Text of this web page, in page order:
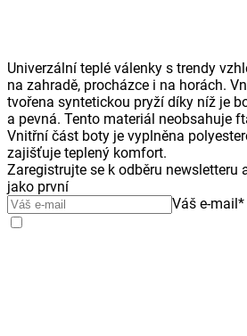
Univerzální teplé válenky s trendy
na zahradě, procházce i na horách.
tvořena syntetickou pryží díky níž je
a pevná. Tento materiál neobsahuje
Vnitřní část boty je vyplněna
zajišťuje teplený komfort.
Zaregistrujte se k odběru newsletteru
jako první
Váš e-mail*